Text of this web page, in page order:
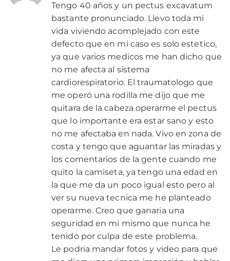
Tengo 40 años y un pectus excavatum
bastante pronunciado. Llevo toda mi
vida viviendo acomplejado con este
defecto que en mi caso es solo estetico,
ya que varios medicos me han dicho que
no me afecta al sistema
cardiorespiratorio. El traumatologo que
me operó una rodilla me dijo que me
quitara de la cabeza operarme el pectus
que lo importante era estar sano y esto
no me afectaba en nada. Vivo en zona de
costa y tengo que aguantar las miradas y
los comentarios de la gente cuando me
quito la camiseta, ya tengo una edad en
la que me da un poco igual esto pero al
ver su nueva tecnica me he planteado
operarme. Creo que ganaria una
seguridad en mi mismo que nunca he
tenido por culpa de este problema.
Le podria mandar fotos y video para que